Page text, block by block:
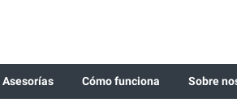
Asesorías Cómo funciona Sobre